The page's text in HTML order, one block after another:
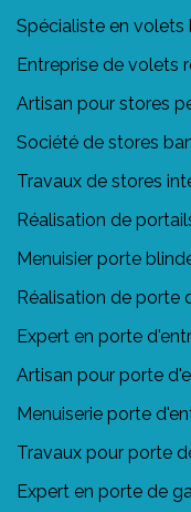
Spécialiste en volets
Entreprise de volets
Artisan pour stores
Société de stores
Travaux de stores
Réalisation de
Menuisier porte
Réalisation de porte
Expert en porte
Artisan pour porte
Menuiserie porte
Travaux pour porte
Expert en porte de